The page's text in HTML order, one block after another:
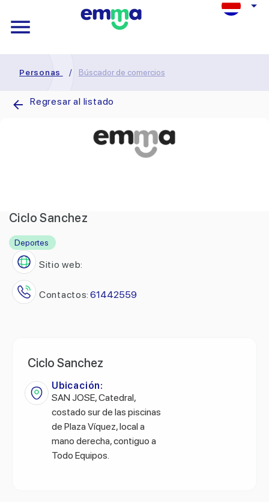
Personas / Búscador de comercios
Regresar al listado
Ciclo Sanchez
Deportes
Sitio web:
Contactos: 61442559
Ciclo Sanchez
Ubicación:
SAN JOSE, Catedral,
costado sur de las piscinas
de Plaza Víquez, local a
mano derecha, contiguo a
Todo Equipos.